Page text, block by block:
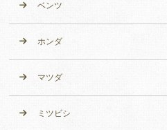
ベンツ
ホンダ
マツダ
ミツビシ